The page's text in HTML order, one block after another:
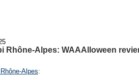
Rhône-Alpes: WAAAlloween
Alpes: